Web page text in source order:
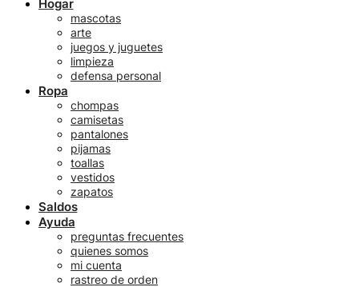
Hogar
mascotas
arte
juegos y juguetes
limpieza
defensa personal
Ropa
chompas
camisetas
pantalones
pijamas
toallas
vestidos
zapatos
Saldos
Ayuda
preguntas frecuentes
quienes somos
mi cuenta
rastreo de orden